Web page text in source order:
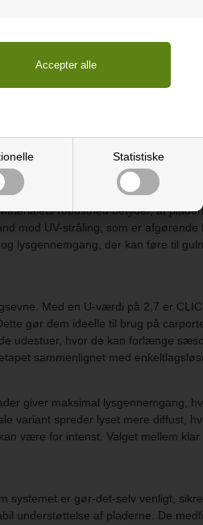
Statistiske
og holdbar løsning. Disse plader er
sammen uden komplicerede
hurtigere, men også mere
Denne type plast
robusthed betyder, at
mod UV-stråling, som er
lysgennemgang, der kan føre til
Med en U-værdi på 2,7 er
gør dem ideelle til brug på
udestuer, hvor de kan forlænge
sammenlignet med
giver maksimal lysgennemgang,
variant spreder lyset mere diffust,
være for intenst. Valget mellem
er gør-det-selv venligt,
understøttelse af pladerne. De